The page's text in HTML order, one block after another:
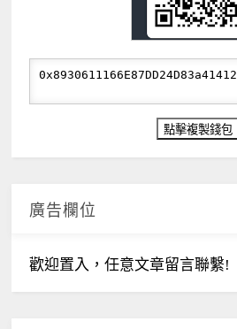
廣告欄位
歡迎置入，任意文章留言聯繫!